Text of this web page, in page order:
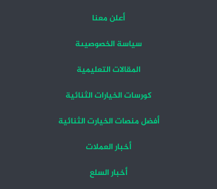
أعلن معنا
سياسة الخصوصيىة
المقالات التعليمية
كورسات الخيارات الثنائية
أفضل منصات الخيارت الثنائية
أخبار العملات
أخبار السلع